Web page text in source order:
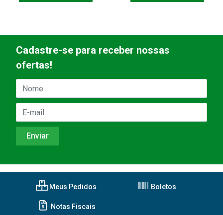
Cadastre-se para receber nossas
ofertas!
Meus Pedidos Boletos
Notas Fiscais